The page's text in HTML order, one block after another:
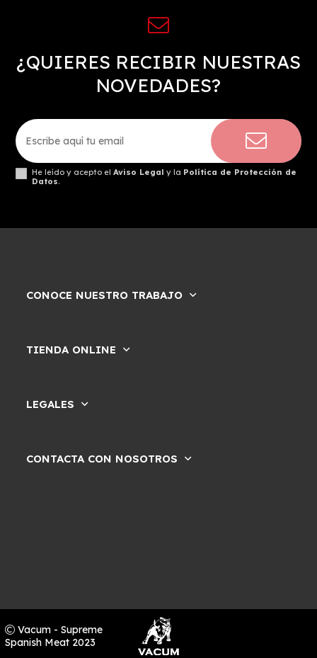
¿QUIERES RECIBIR NUESTRAS
NOVEDADES?
He leído y acepto elAviso Legal y la Política de Protección de
Datos.
CONOCE NUESTRO TRABAJO
TIENDA ONLINE
LEGALES
CONTACTA CON NOSOTROS
Vacum - Supreme
Spanish Meat 2023